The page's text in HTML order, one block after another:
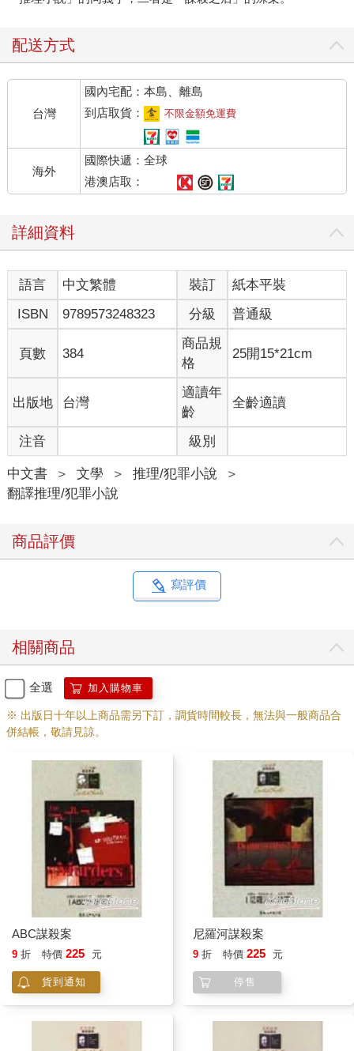
配送方式
台灣
國內宅配：本島、離島
到店取貨：
不限金額免運費
海外
國際快遞：全球
港澳店取：
詳細資料
語言 中文繁體 裝訂
紙本平裝
ISBN
9789573248323 分級 普通級
頁數 384
商品規
格
25開15*21cm
出版地 台灣
適讀年
齡
全齡適讀
注音 級別
中文書 ＞ 文學 ＞ 推理/犯罪小說
＞
翻譯推理/犯罪小說
商品評價
寫評價
相關商品
全選 加入購物車
※ 出版日十年以上商品需另下訂，調貨時間較長，無法與一般商品合
併結帳，敬請見諒。
ABC謀殺案
9 折 特價 225 元
貨到通知
尼羅河謀殺案
9 折 特價 225 元
停售